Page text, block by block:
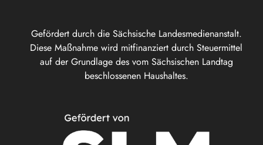
Gefördert durch die Sächsische Landesmedienanstalt.
Diese Maßnahme wird mitfinanziert durch Steuermittel
auf der Grundlage des vom Sächsischen Landtag
beschlossenen Haushaltes.